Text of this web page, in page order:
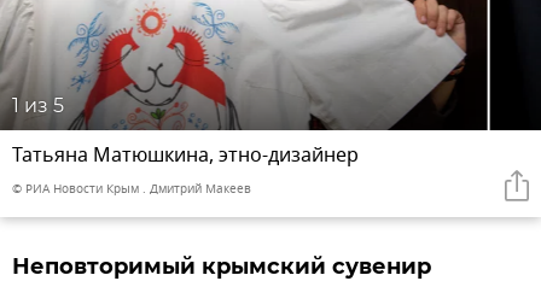
1 из 5
Татьяна Матюшкина, этно-дизайнер
© РИА Новости Крым . Дмитрий Макеев
Неповторимый крымский сувенир